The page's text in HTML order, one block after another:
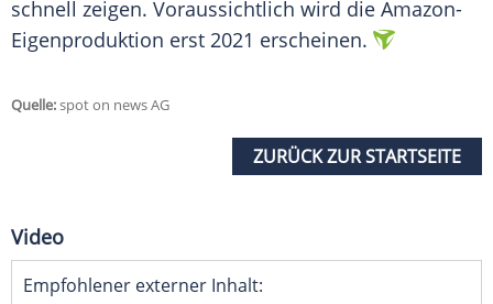
schnell zeigen. Voraussichtlich wird die Amazon-
Eigenproduktion erst 2021 erscheinen.
Quelle:spot on news AG
ZURÜCK ZUR STARTSEITE
Video
Empfohlener externer Inhalt: